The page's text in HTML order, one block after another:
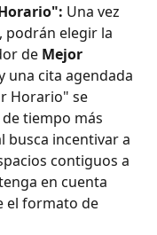
Una vez
podrán elegir la
de Mejor
una cita agendada
Horario" se
tiempo más
busca incentivar a
contiguos a
en cuenta
el formato de